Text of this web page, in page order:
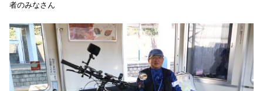
者のみなさん